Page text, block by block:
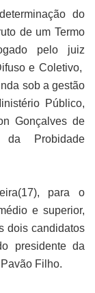
do
de um Termo
pelo juiz
e Coletivo,
sob a gestão
Público,
Gonçalves de
Probidade
para o
e superior,
dois candidatos
presidente da
Filho.